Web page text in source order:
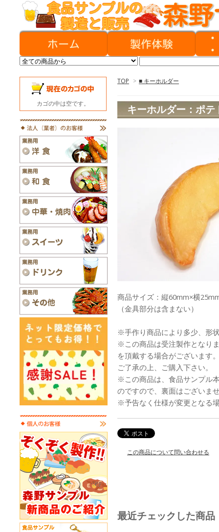
TOP > ■ キーホルダー
キーホルダー：ポテ
商品サイズ：縦60mm×横
（金具部分は含まない）
※手作り商品により多少、形
※この商品は受注製作となり
を頂戴する場合がございます
ご了承の上、ご購入下さい。
※この商品は、食品サンプル
のですので、裏面はございま
※予告なく仕様が変更となる
この商品について問い合わせる
最近チェックした商品
カゴの中は空です。